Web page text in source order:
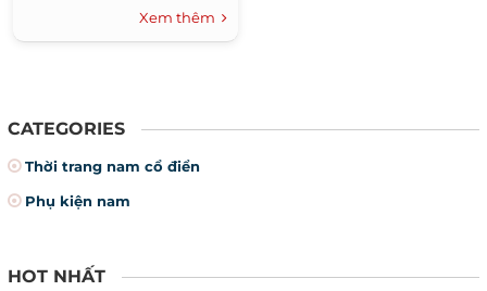
Xem thêm
CATEGORIES
Thời trang nam cổ điển
Phụ kiện nam
HOT NHẤT